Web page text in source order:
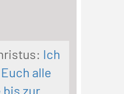
Ich
alle
bis zur